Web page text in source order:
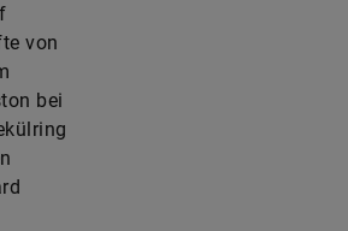
von
bei